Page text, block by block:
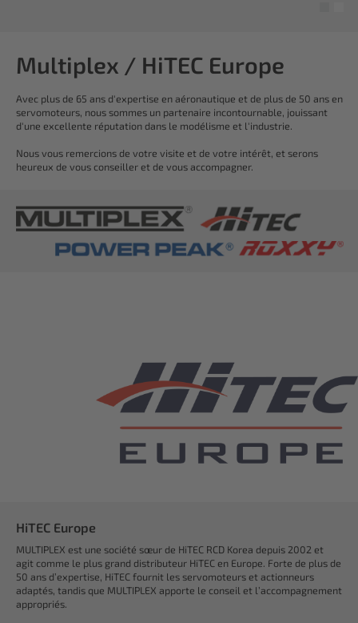
Multiplex / HiTEC Europe
Avec plus de 65 ans d'expertise en aéronautique et de plus de 50 ans en
servomoteurs, nous sommes un partenaire incontournable, jouissant
d'une excellente réputation dans le modélisme et l'industrie.
Nous vous remercions de votre visite et de votre intérêt, et serons
heureux de vous conseiller et de vous accompagner.
HiTEC Europe
MULTIPLEX est une société sœur de HiTEC RCD Korea depuis 2002 et
agit comme le plus grand distributeur HiTEC en Europe. Forte de plus de
50 ans d’expertise, HiTEC fournit les servomoteurs et actionneurs
adaptés, tandis que MULTIPLEX apporte le conseil et l’accompagnement
appropriés.